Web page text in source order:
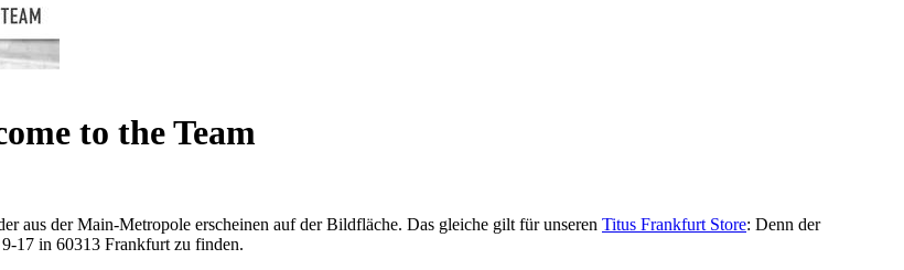
to the Team
aus der Main-Metropole erscheinen auf der Bildfläche. Das gleiche gilt für unseren Titus Frankfurt Store: Denn der
17 in 60313 Frankfurt zu finden.